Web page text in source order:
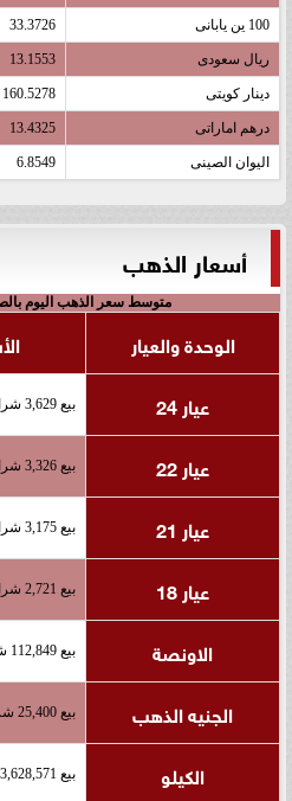
100 ين يابانى 33.3726
ريال سعودى 13.1553
دينار كويتى 160.5278
درهم اماراتى 13.4325
اليوان الصينى 6.8549
أسعار الذهب
متوسط سعر الذهب اليوم
الوحدة والعيار
عيار 24
بيع 3,629 شراء 3,686
عيار 22 بيع 3,326 شراء 3,379
عيار 21 بيع 3,175 شراء 3,225
عيار 18 بيع 2,721 شراء 2,764
الاونصة بيع 112,849 شراء 114,626
الجنيه الذهب بيع 25,400 شراء 25,800
الكيلو بيع 3,628,571 شراء 3,685,714